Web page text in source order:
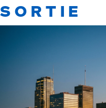
SORTIE